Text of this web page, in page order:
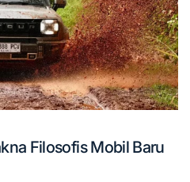
Filosofis Mobil Baru